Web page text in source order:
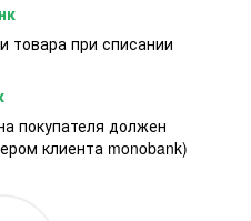
товара при списании
покупателя должен
клиента monobank)